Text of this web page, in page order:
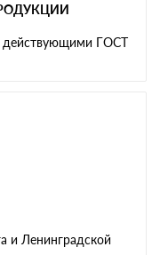
действующими ГОСТ
и Ленинградской